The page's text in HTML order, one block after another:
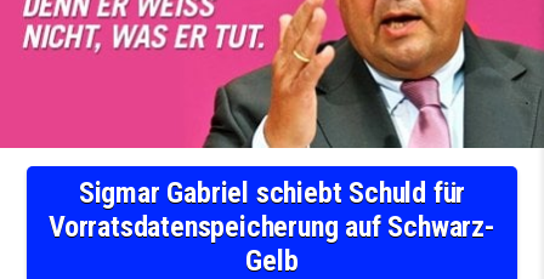
Sigmar Gabriel schiebt Schuld für
Vorratsdatenspeicherung auf Schwarz-
Gelb